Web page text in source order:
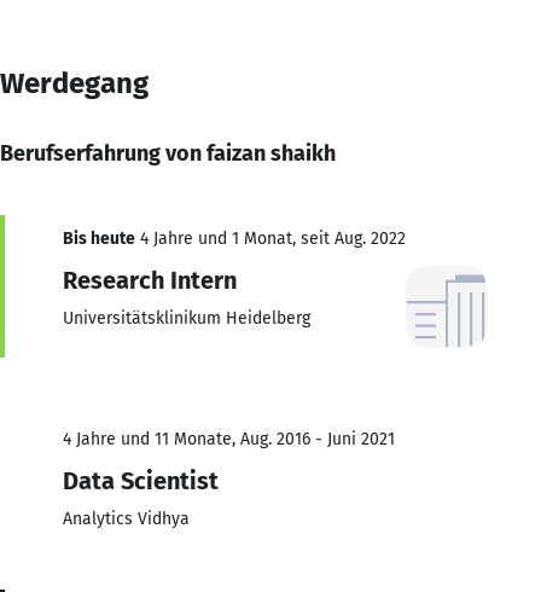
Werdegang
Berufserfahrung von faizan shaikh
Bis heute 4 Jahre und 1 Monat, seit Aug. 2022
Research Intern
Universitätsklinikum Heidelberg
4 Jahre und 11 Monate, Aug. 2016 - Juni 2021
Data Scientist
Analytics Vidhya